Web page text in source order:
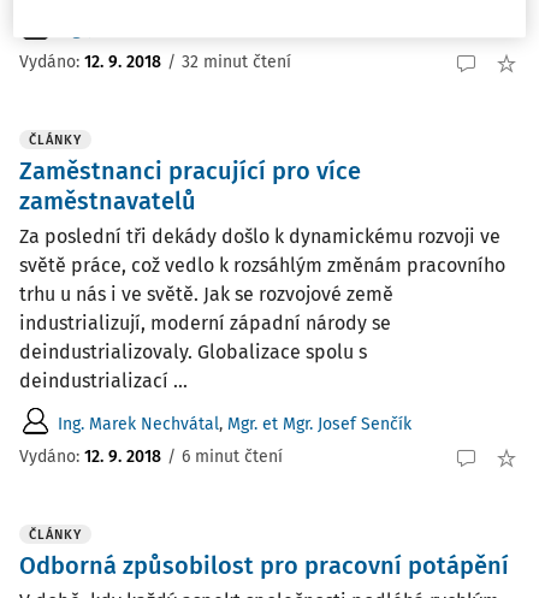
Vydáno: 12. 9. 2018 / 32 minut čtení
ČLÁNKY
Zaměstnanci pracující pro více
zaměstnavatelů
Za poslední tři dekády došlo k dynamickému rozvoji ve
světě práce, což vedlo k rozsáhlým změnám pracovního
trhu u nás i ve světě. Jak se rozvojové země
industrializují, moderní západní národy se
deindustrializovaly. Globalizace spolu s
deindustrializací ...
Ing. Marek Nechvátal, Mgr. et Mgr. Josef Senčík
Vydáno: 12. 9. 2018 / 6 minut čtení
ČLÁNKY
Odborná způsobilost pro pracovní potápění